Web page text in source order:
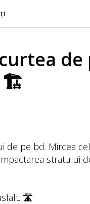
de
🏗
pe bd. Mircea
stratului
🛣